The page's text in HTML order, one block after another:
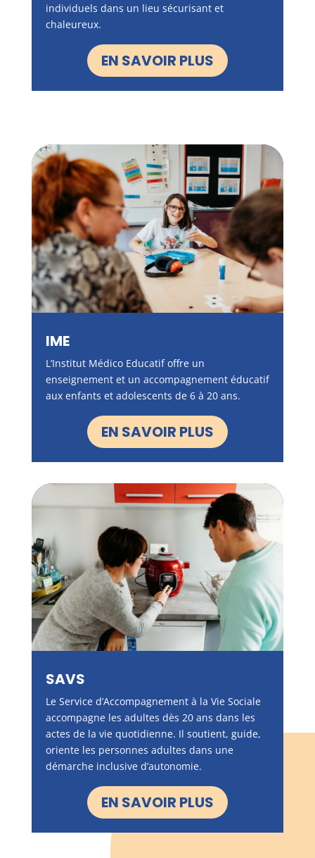
individuels dans un lieu sécurisant et
chaleureux.
EN SAVOIR PLUS
IME
L’Institut Médico Educatif offre un
enseignement et un accompagnement éducatif
aux enfants et adolescents de 6 à 20 ans.
EN SAVOIR PLUS
SAVS
Le Service d’Accompagnement à la Vie Sociale
accompagne les adultes dès 20 ans dans les
actes de la vie quotidienne. Il soutient, guide,
oriente les personnes adultes dans une
démarche inclusive d’autonomie.
EN SAVOIR PLUS